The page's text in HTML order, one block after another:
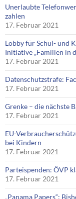
Unerlaubte
zahlen
17. Februar 2021
Lobby für Schul- und
Initiative „Familien in
17. Februar 2021
Datenschutzstrafe:
17. Februar 2021
Grenke – die nächste
17. Februar 2021
EU-
bei Kindern
17. Februar 2021
Parteispenden: ÖVP
17. Februar 2021
„Panama Papers“: